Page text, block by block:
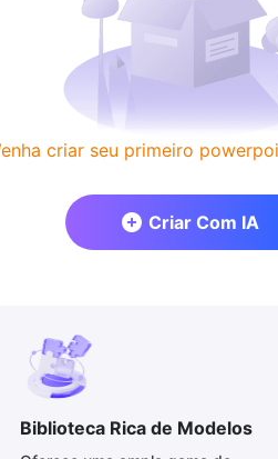
criar seu primeiro
Criar Com IA
Biblioteca Rica de Modelos